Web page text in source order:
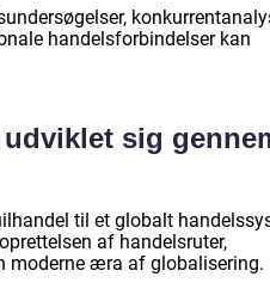
handelsforbindelser kan
sig
til et globalt
af handelsruter,
moderne æra af globalisering.